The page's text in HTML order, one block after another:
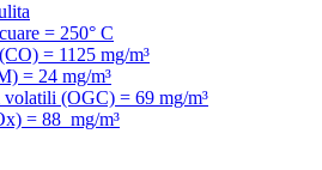
= 250° C
= 1125 mg/m³
= 24 mg/m³
(OGC) = 69 mg/m³
= 88 mg/m³